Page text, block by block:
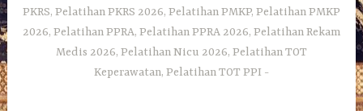
PKRS, Pelatihan PKRS 2026, Pelatihan PMKP, Pelatihan PMKP
2026, Pelatihan PPRA, Pelatihan PPRA 2026, Pelatihan Rekam
Medis 2026, Pelatihan Nicu 2026, Pelatihan TOT
Keperawatan, Pelatihan TOT PPI